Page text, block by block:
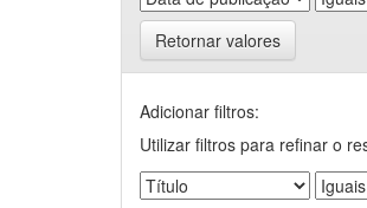
Retornar valores
Adicionar filtros:
Utilizar filtros para refinar o